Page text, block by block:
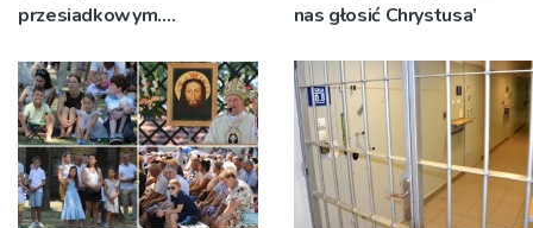
przesiadkowym.
miejsc
nas głosić Chrystusa’